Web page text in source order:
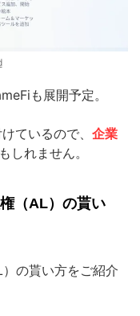
も展開予定。
ているので、 企業
しれません。
（AL）の貰い
の貰い方をご紹介